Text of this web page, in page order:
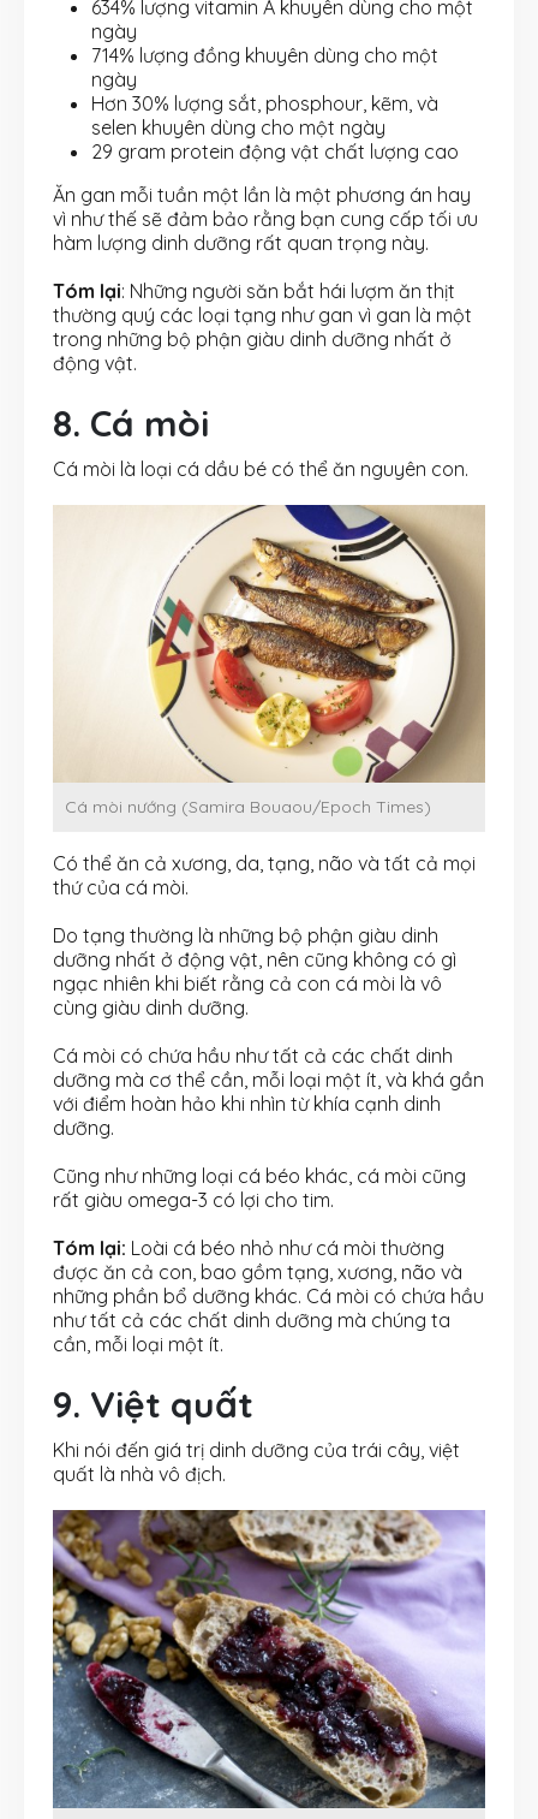
634% lượng vitamin A khuyên dùng cho một
ngày
714% lượng đồng khuyên dùng cho một
ngày
Hơn 30% lượng sắt, phosphour, kẽm, và
selen khuyên dùng cho một ngày
29 gram protein động vật chất lượng cao
Ăn gan mỗi tuần một lần là một phương án hay
vì như thế sẽ đảm bảo rằng bạn cung cấp tối ưu
hàm lượng dinh dưỡng rất quan trọng này.
Tóm lại: Những người săn bắt hái lượm ăn thịt
thường quý các loại tạng như gan vì gan là một
trong những bộ phận giàu dinh dưỡng nhất ở
động vật.
8. Cá mòi
Cá mòi là loại cá dầu bé có thể ăn nguyên con.
Cá mòi nướng (Samira Bouaou/Epoch Times)
Có thể ăn cả xương, da, tạng, não và tất cả mọi
thứ của cá mòi.
Do tạng thường là những bộ phận giàu dinh
dưỡng nhất ở động vật, nên cũng không có gì
ngạc nhiên khi biết rằng cả con cá mòi là vô
cùng giàu dinh dưỡng.
Cá mòi có chứa hầu như tất cả các chất dinh
dưỡng mà cơ thể cần, mỗi loại một ít, và khá gần
với điểm hoàn hảo khi nhìn từ khía cạnh dinh
dưỡng.
Cũng như những loại cá béo khác, cá mòi cũng
rất giàu omega-3 có lợi cho tim.
Tóm lại: Loài cá béo nhỏ như cá mòi thường
được ăn cả con, bao gồm tạng, xương, não và
những phần bổ dưỡng khác. Cá mòi có chứa hầu
như tất cả các chất dinh dưỡng mà chúng ta
cần, mỗi loại một ít.
9. Việt quất
Khi nói đến giá trị dinh dưỡng của trái cây, việt
quất là nhà vô địch.